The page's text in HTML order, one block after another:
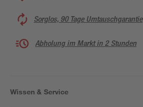
Sorglos, 90 Tage Umtauschgarantie
Abholung im Markt in 2 Stunden
Wissen & Service